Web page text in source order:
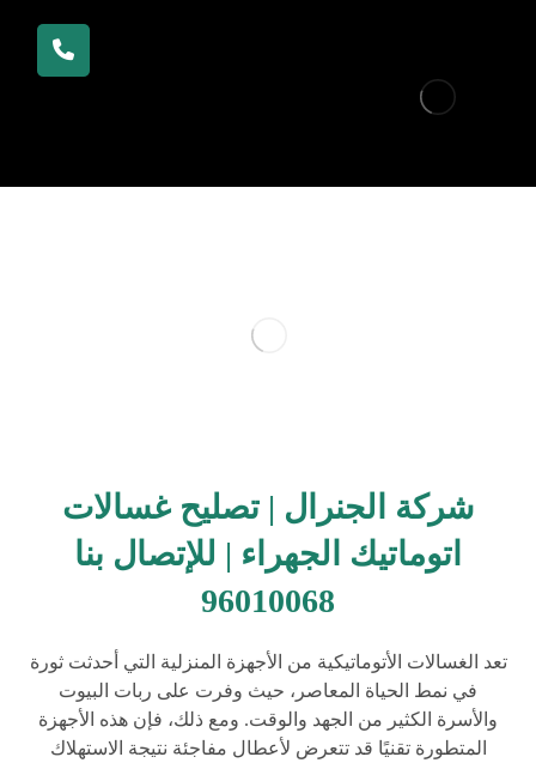
شركة الجنرال | تصليح غسالات
اتوماتيك الجهراء | للإتصال بنا
96010068
تعد الغسالات الأتوماتيكية من الأجهزة المنزلية التي أحدثت ثورة
في نمط الحياة المعاصر، حيث وفرت على ربات البيوت
والأسرة الكثير من الجهد والوقت. ومع ذلك، فإن هذه الأجهزة
المتطورة تقنيًا قد تتعرض لأعطال مفاجئة نتيجة الاستهلاك